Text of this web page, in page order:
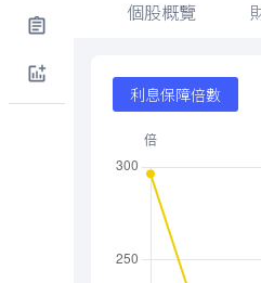
個股概覽
利息保障倍數